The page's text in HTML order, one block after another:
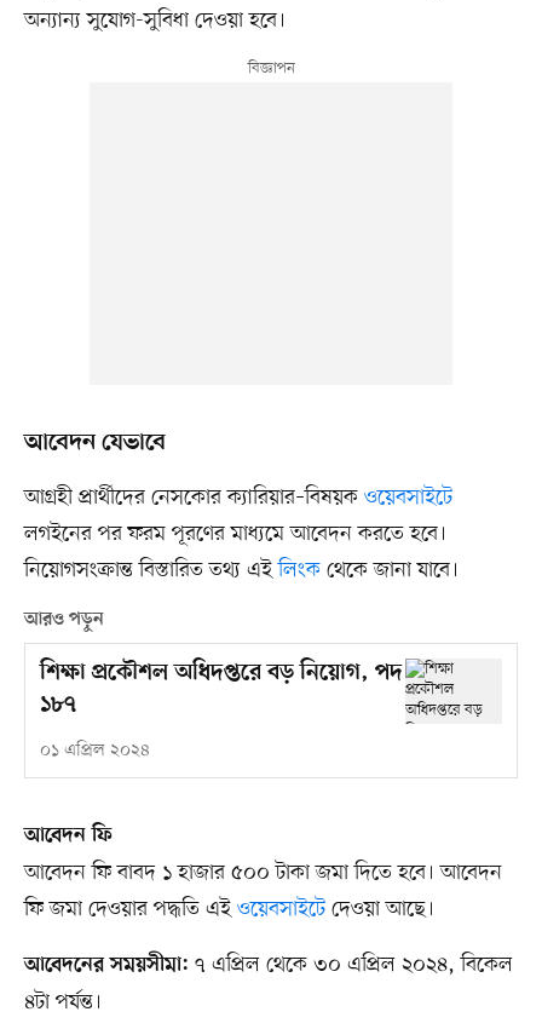
অন্যান্য সুযোগ-সুবিধা দেওয়া হবে।
আবেদন যেভাবে
আগ্রহী প্রার্থীদের নেসকোর ক্যারিয়ার–বিষয়ক ওয়েবসাইটে
লগইনের পর ফরম পূরণের মাধ্যমে আবেদন করতে হবে।
নিয়োগসংক্রান্ত বিস্তারিত তথ্য এইলিংকথেকে জানা যাবে।
আরও পড়ুন
শিক্ষা প্রকৌশল অধিদপ্তরে বড় নিয়োগ, পদ
১৮৭
০১ এপ্রিল ২০২৪
আবেদন ফি
আবেদন ফি বাবদ ১ হাজার ৫০০ টাকা জমা দিতে হবে। আবেদন
ফি জমা দেওয়ার পদ্ধতি এইওয়েবসাইটেদেওয়া আছে।
আবেদনের সময়সীমা: ৭ এপ্রিল থেকে ৩০ এপ্রিল ২০২৪, বিকেল
৪টা পর্যন্ত।